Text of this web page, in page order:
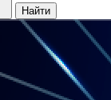
Найти